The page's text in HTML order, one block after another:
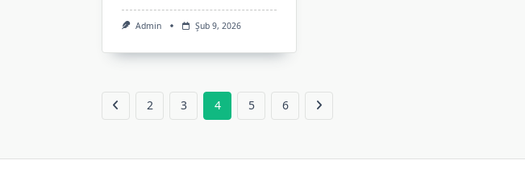
Admin Şub 9, 2026
2 3 4 5 6